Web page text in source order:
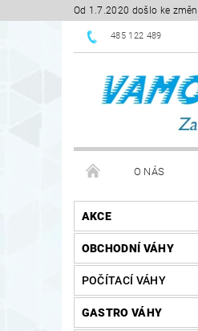
Od 1.7.2020 došlo ke
485 122 489
O NÁS
KE STAŽENÍ
AKCE
OBCHODNÍ VÁHY
POČÍTACÍ VÁHY
GASTRO VÁHY